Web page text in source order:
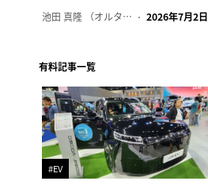
池田 真隆 （オルタナ輪番編集長） 2026年7月2日
有料記事一覧
#EV